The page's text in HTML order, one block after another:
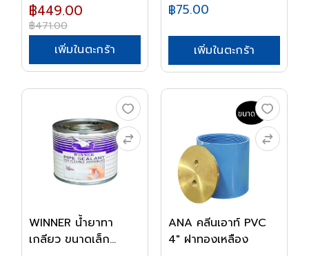
฿449.00
฿471.00
เพิ่มในตะกร้า
฿75.00
เพิ่มในตะกร้า
WINNER น้ำยาทา
เกลียว ขนาดเล็ก
ANA คลีนเอาท์ PVC
4" ฝาทองเหลือง